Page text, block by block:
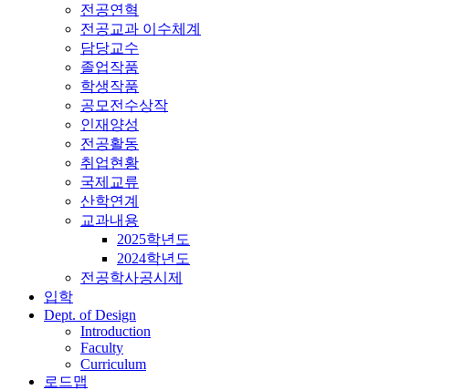
전공연혁
전공교과 이수체계
담당교수
졸업작품
학생작품
공모전수상작
인재양성
전공활동
취업현황
국제교류
산학연계
교과내용
2025학년도
2024학년도
전공학사공시제
입학
Dept. of Design
Introduction
Faculty
Curriculum
로드맵